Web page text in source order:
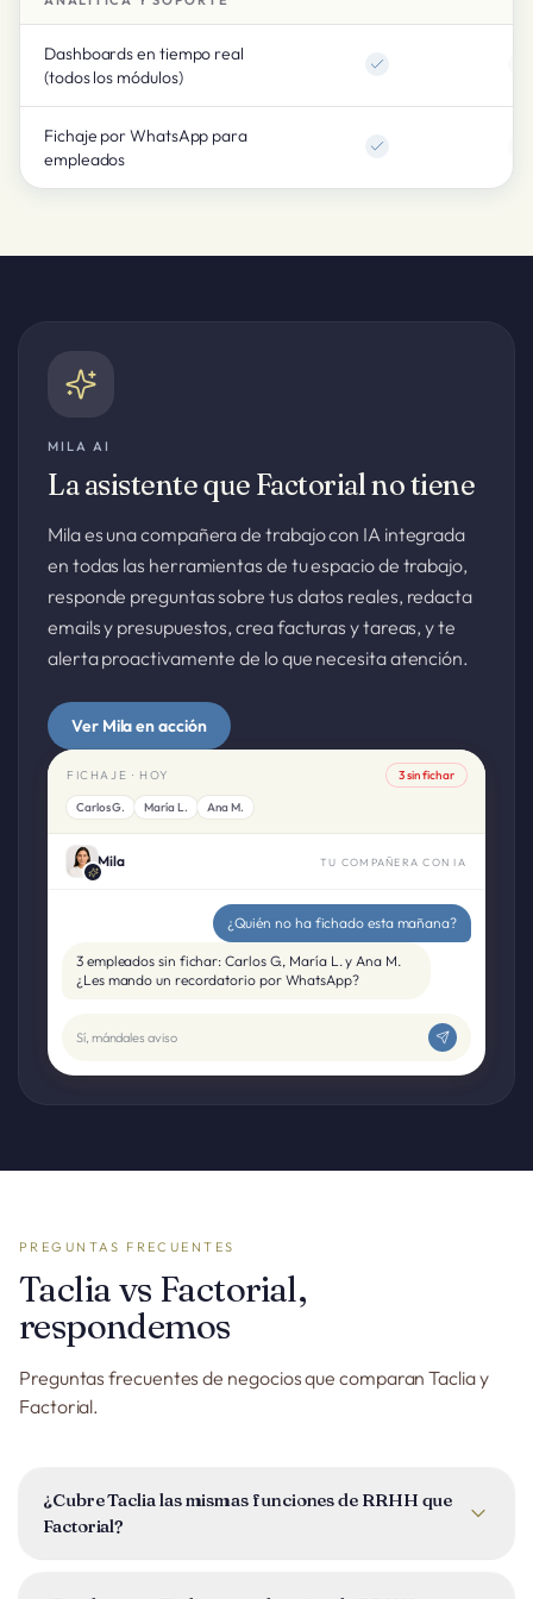
Dashboards en tiempo real
(todos los módulos)
Fichaje por WhatsApp para
empleados
MILA AI
La asistente que Factorial no tiene
Mila es una compañera de trabajo con IA integrada
en todas las herramientas de tu espacio de trabajo,
responde preguntas sobre tus datos reales, redacta
emails y presupuestos, crea facturas y tareas, y te
alerta proactivamente de lo que necesita atención.
Ver Mila en acción
FICHAJE · HOY 3 sin fichar
Carlos G. María L. Ana M.
Mila TU COMPAÑERA CON IA
¿Quién no ha fichado esta mañana?
3 empleados sin fichar: Carlos G., María L. y Ana M.
¿Les mando un recordatorio por WhatsApp?
Sí, mándales aviso
PREGUNTAS FRECUENTES
Taclia vs Factorial,
respondemos
Preguntas frecuentes de negocios que comparan Taclia y
Factorial.
¿Cubre Taclia las mismas funciones de RRHH que
Factorial?